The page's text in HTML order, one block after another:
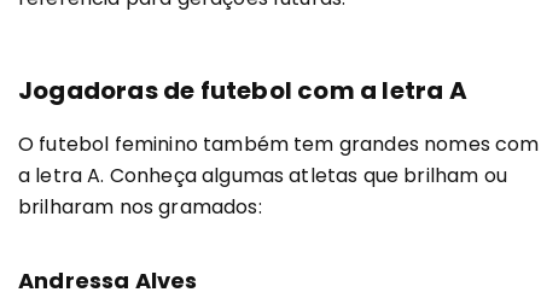
Jogadoras de futebol com a letra A
O futebol feminino também tem grandes nomes com
a letra A. Conheça algumas atletas que brilham ou
brilharam nos gramados:
Andressa Alves